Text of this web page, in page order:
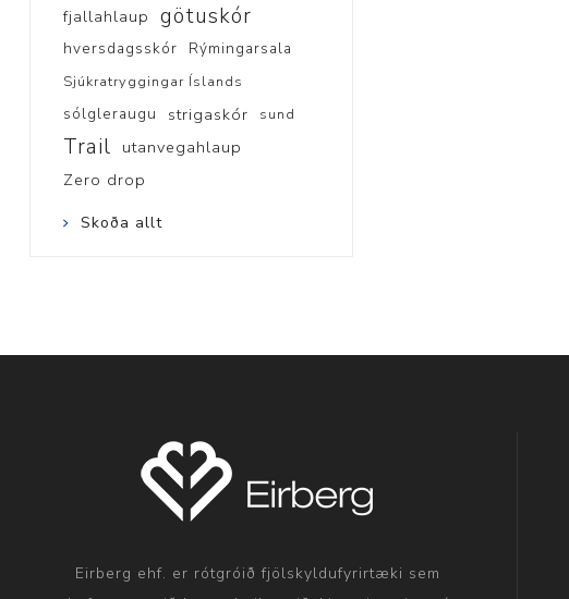
fjallahlaup götuskór
hversdagsskór Rýmingarsala
Sjúkratryggingar Íslands
sólgleraugu strigaskór sund
Trail utanvegahlaup
Zero drop
Skoða allt
Eirberg ehf. er rótgróið fjölskyldufyrirtæki sem